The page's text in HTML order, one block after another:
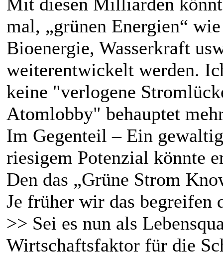
mal, „grünen Energien“
Bioenergie, Wasserkraft
weiterentwickelt werden.
keine "verlogene
Atomlobby" behauptet
Im Gegenteil – Ein
riesigem Potenzial könnte
Den das „Grüne Strom
Je früher wir das
>> Sei es nun als
Wirtschaftsfaktor für die